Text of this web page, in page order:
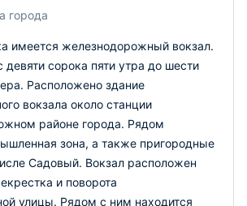
города
имеется железнодорожный вокзал.
сорока пяти утра до шести
Расположено здание
вокзала около станции
районе города. Рядом
зона, а также пригородные
Садовый. Вокзал расположен
и поворота
улицы. Рядом с ним находится